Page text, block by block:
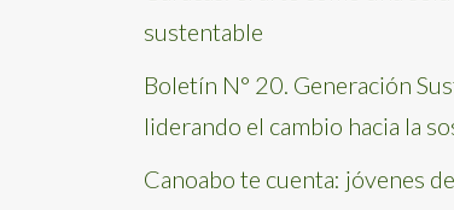
sustentable
Boletín N° 20. Generación
liderando el cambio hacia la
Canoabo te cuenta: jóvenes